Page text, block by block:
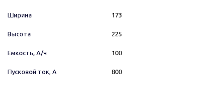
Ширина 173
Высота 225
Емкость, А/ч 100
Пусковой ток, А 800